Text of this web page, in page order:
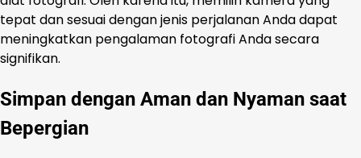
tepat dan sesuai dengan jenis perjalanan Anda dapat
meningkatkan pengalaman fotografi Anda secara
signifikan.
Simpan dengan Aman dan Nyaman saat
Bepergian